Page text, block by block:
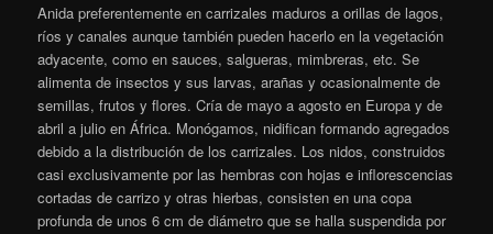
Anida preferentemente en carrizales maduros a orillas de lagos,
ríos y canales aunque también pueden hacerlo en la vegetación
adyacente, como en sauces, salgueras, mimbreras, etc. Se
alimenta de insectos y sus larvas, arañas y ocasionalmente de
semillas, frutos y flores. Cría de mayo a agosto en Europa y de
abril a julio en África. Monógamos, nidifican formando agregados
debido a la distribución de los carrizales. Los nidos, construidos
casi exclusivamente por las hembras con hojas e inflorescencias
cortadas de carrizo y otras hierbas, consisten en una copa
profunda de unos 6 cm de diámetro que se halla suspendida por